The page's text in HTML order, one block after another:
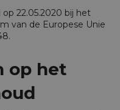
22.05.2020 bij het
van de Europese Unie
op het